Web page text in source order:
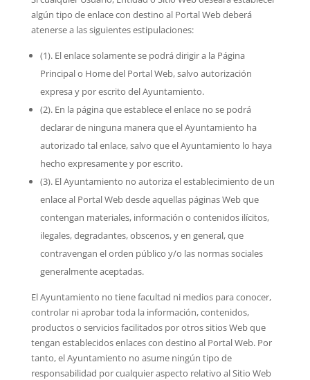
algún tipo de enlace con destino al Portal Web deberá
atenerse a las siguientes estipulaciones:
(1). El enlace solamente se podrá dirigir a la Página
Principal o Home del Portal Web, salvo autorización
expresa y por escrito del Ayuntamiento.
(2). En la página que establece el enlace no se podrá
declarar de ninguna manera que el Ayuntamiento ha
autorizado tal enlace, salvo que el Ayuntamiento lo haya
hecho expresamente y por escrito.
(3). El Ayuntamiento no autoriza el establecimiento de un
enlace al Portal Web desde aquellas páginas Web que
contengan materiales, información o contenidos ilícitos,
ilegales, degradantes, obscenos, y en general, que
contravengan el orden público y/o las normas sociales
generalmente aceptadas.
El Ayuntamiento no tiene facultad ni medios para conocer,
controlar ni aprobar toda la información, contenidos,
productos o servicios facilitados por otros sitios Web que
tengan establecidos enlaces con destino al Portal Web. Por
tanto, el Ayuntamiento no asume ningún tipo de
responsabilidad por cualquier aspecto relativo al Sitio Web